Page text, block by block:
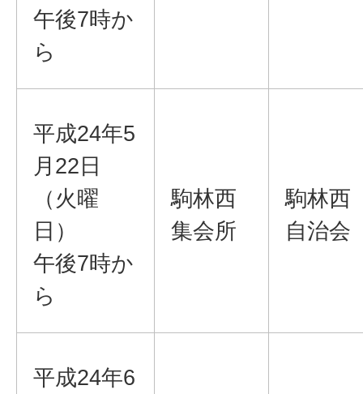
午後7時か
ら
平成24年5
月22日
（火曜
日）
午後7時か
ら
駒林西
集会所
駒林西
自治会
平成24年6